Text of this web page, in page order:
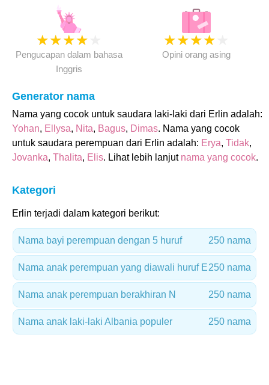
★★★★
Pengucapan dalam bahasa
Inggris
★★★★
Opini orang asing
Generator nama
Nama yang cocok untuk saudara laki-laki dari Erlin adalah:
Yohan, Ellysa, Nita, Bagus, Dimas. Nama yang cocok
untuk saudara perempuan dari Erlin adalah: Erya, Tidak,
Jovanka, Thalita, Elis. Lihat lebih lanjut nama yang cocok.
Kategori
Erlin terjadi dalam kategori berikut:
Nama bayi perempuan dengan 5 huruf 250 nama
Nama anak perempuan yang diawali huruf E250 nama
Nama anak perempuan berakhiran N 250 nama
Nama anak laki-laki Albania populer 250 nama